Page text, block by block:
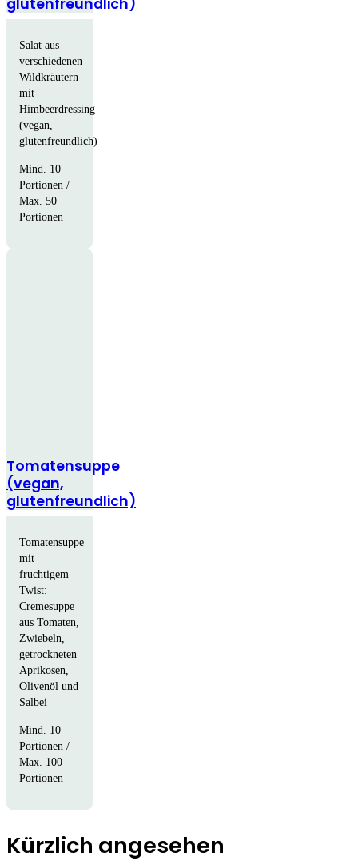
Salat aus
verschiedenen
Wildkräutern
mit
Himbeerdressing
(vegan,
glutenfreundlich)
Mind. 10
Portionen /
Max. 50
Portionen
Tomatensuppe
(vegan,
glutenfreundlich)
Tomatensuppe
mit
fruchtigem
Twist:
Cremesuppe
aus Tomaten,
Zwiebeln,
getrockneten
Aprikosen,
Olivenöl und
Salbei
Mind. 10
Portionen /
Max. 100
Portionen
Kürzlich angesehen